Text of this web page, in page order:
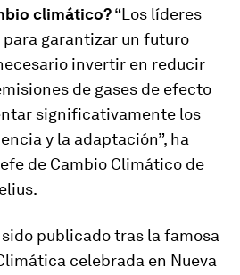
climático?“Los líderes
garantizar un futuro
invertir en reducir
de gases de efecto
significativamente los
y la adaptación”, ha
de Cambio Climático de
publicado tras la famosa
celebrada en Nueva